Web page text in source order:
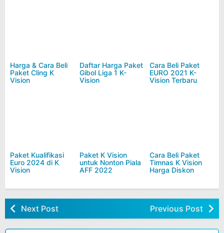
Harga & Cara Beli
Paket Cling K
Vision
Daftar Harga Paket
Gibol Liga 1 K-
Vision
Cara Beli Paket
EURO 2021 K-
Vision Terbaru
Paket Kualifikasi
Euro 2024 di K
Vision
Paket K Vision
untuk Nonton Piala
AFF 2022
Cara Beli Paket
Timnas K Vision
Harga Diskon
Next Post Previous Post